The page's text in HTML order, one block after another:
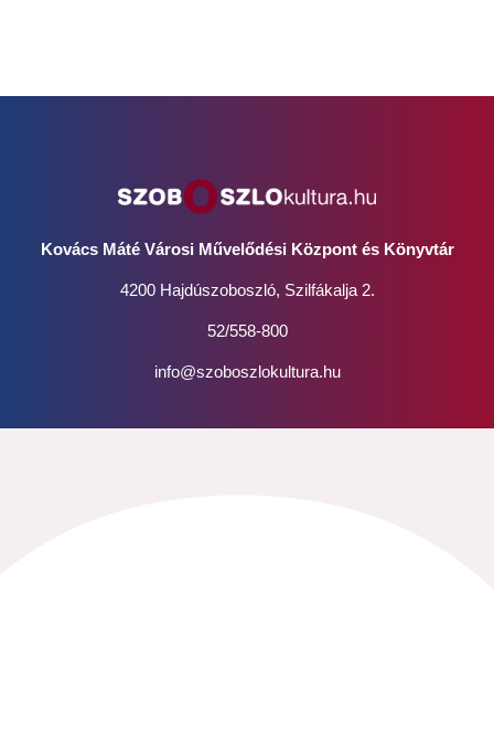
Kovács Máté Városi Művelődési Központ és Könyvtár
4200 Hajdúszoboszló, Szilfákalja 2.
52/558-800
info@szoboszlokultura.hu